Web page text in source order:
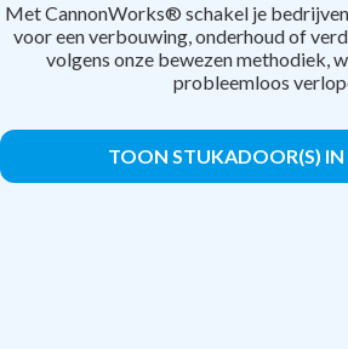
Met CannonWorks® schakel je
voor een verbouwing, onderhoud of
volgens onze bewezen methodiek,
probleemloos
TOON STUKADOOR(S) IN